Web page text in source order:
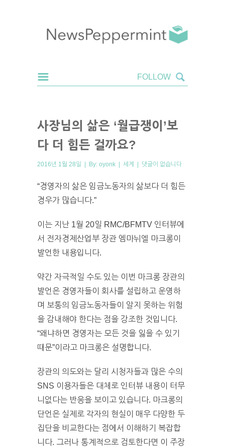
사장님의 삶은 ‘월급쟁이’보
다 더 힘든 걸까요?
2016년 1월 28일 | By: oyonk | 세계 | 댓글이 없습니다
“경영자의 삶은 임금노동자의 삶보다 더 힘든
경우가 많습니다.”
이는 지난 1월 20일 RMC/BFMTV 인터뷰에
서 전자경제산업부 장관 엠마뉘엘 마크롱이
발언한 내용입니다.
약간 자극적일 수도 있는 이번 마크롱 장관의
발언은 경영자들이 회사를 설립하고 운영하
며 보통의 임금노동자들이 알지 못하는 위험
을 감내해야 한다는 점을 강조한 것입니다.
“왜냐하면 경영자는 모든 것을 잃을 수 있기
때문”이라고 마크롱은 설명합니다.
장관의 의도와는 달리 시청자들과 많은 수의
SNS 이용자들은 대체로 인터뷰 내용이 터무
니없다는 반응을 보이고 있습니다. 마크롱의
단언은 실제로 각자의 현실이 매우 다양한 두
집단을 비교한다는 점에서 이해하기 복잡합
니다. 그러나 통계적으로 검토한다면 이 주장